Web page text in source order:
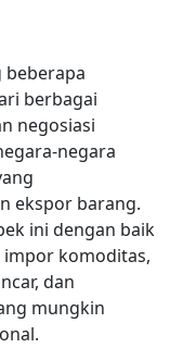
berbagai
negosiasi
negara
ekspor barang.
ini dengan baik
komoditas,
dan
mungkin